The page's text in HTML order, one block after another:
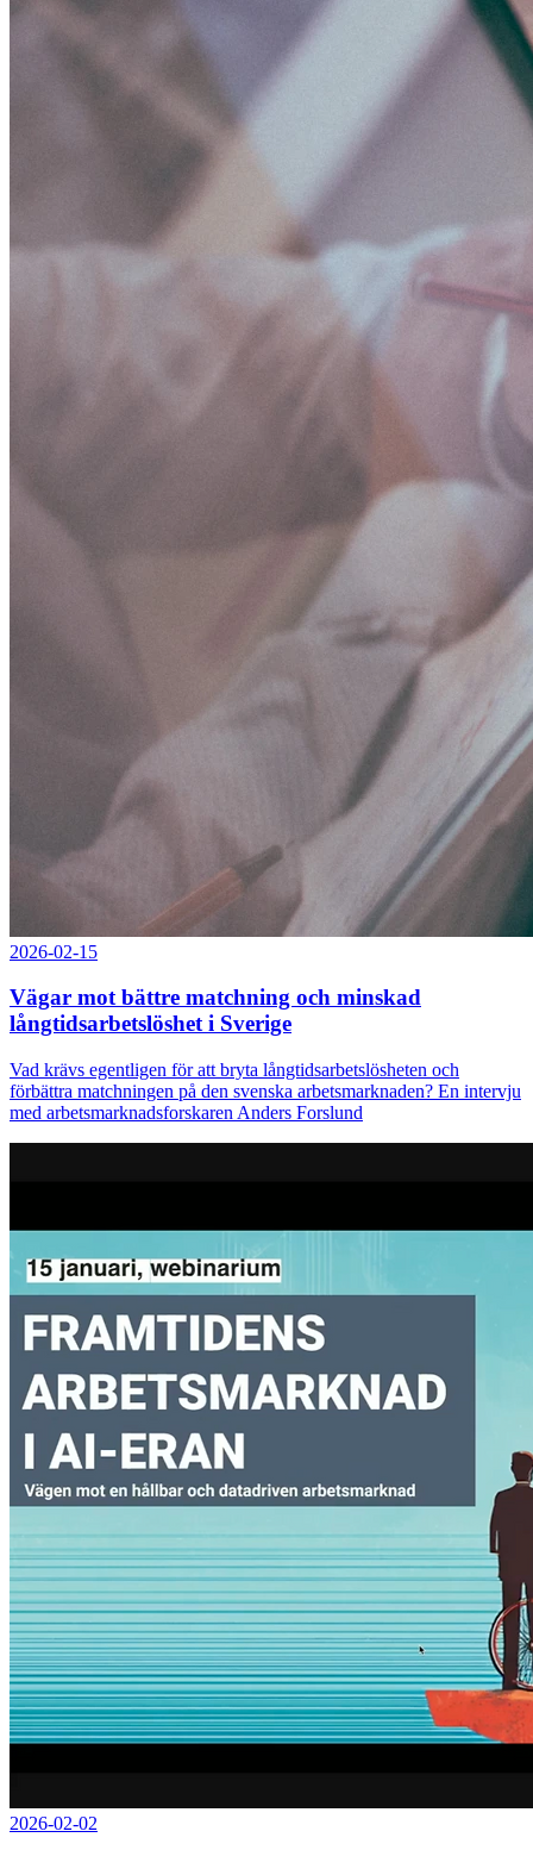
2026-02-15
Vägar mot bättre matchning och minskad
långtidsarbetslöshet i Sverige
Vad krävs egentligen för att bryta långtidsarbetslösheten och
förbättra matchningen på den svenska arbetsmarknaden? En intervju
med arbetsmarknadsforskaren Anders Forslund
2026-02-02